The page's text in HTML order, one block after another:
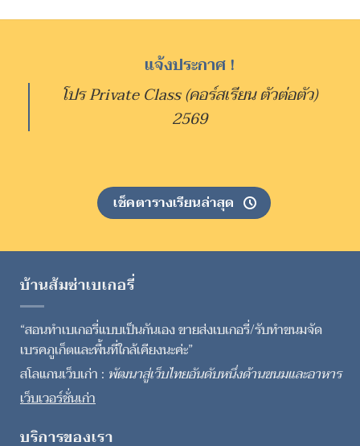
แจ้งประกาศ !
โปร Private Class (คอร์สเรียน ตัวต่อตัว)
2569
เช็คตารางเรียนล่าสุด
บ้านส้มซ่าเบเกอรี่
“สอนทำเบเกอรี่แบบเป็นกันเอง ขายส่งเบเกอรี่/รับทำขนมจัด
เบรคภูเก็ตและพื้นที่ใกล้เคียงนะค่ะ”
สโลแกนเว็บเก่า : พัฒนาสู่เว็บไทยอันดับหนึ่งด้านขนมและอาหาร
เว็บเวอร์ชั่นเก่า
บริการของเรา